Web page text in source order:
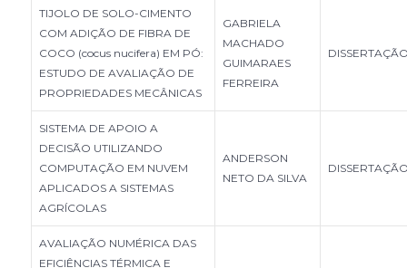
TIJOLO DE SOLO-CIMENTO
COM ADIÇÃO DE FIBRA DE
COCO (cocus nucifera) EM PÓ:
ESTUDO DE AVALIAÇÃO DE
PROPRIEDADES MECÂNICAS
GABRIELA
MACHADO
GUIMARAES
FERREIRA
SISTEMA DE APOIO A
DECISÃO UTILIZANDO
COMPUTAÇÃO EM NUVEM
APLICADOS A SISTEMAS
AGRÍCOLAS
ANDERSON
NETO DA SILVA
AVALIAÇÃO NUMÉRICA DAS
EFICIÊNCIAS TÉRMICA E